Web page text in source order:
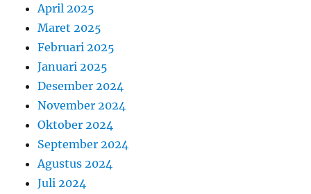
April 2025
Maret 2025
Februari 2025
Januari 2025
Desember 2024
November 2024
Oktober 2024
September 2024
Agustus 2024
Juli 2024